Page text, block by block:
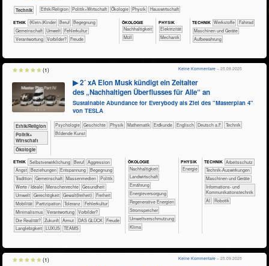
​Technik ​​​​​​​​​​Ethik/​Religion ​​​​​​​​​Politik+​Wirtschaft ​​​​​​​​Ökologie ​​​​​​​Physik ​Haus­wirtschaft
ETHIK (Klein-)Kinder ​​​​​​​​​​​​​​​Beruf
​​​​​​​​​​​​Begegnung
​​​​​​​​​​Gemeinschaft
​​​​​Umwelt
​​Fehlerkultur
​​Verantwortung
​​Vorbilder? Freude
ÖKO​LOGIE
​​​​​​​​​​​​​​​Nachhaltigkeit
​Müll
PHY​SIK
​​​Elektrizität
​​​Mechanik
TECH​NIK ​​​​​​​​​Werkstoffe
​​​​​​​Fahrrad
​​​​Maschinen und Geräte
Aufbewahrung
▶ 2´ xA Elon Musk kündigt ein Zeitalter
des „Nachhaltigen Überflusses für Alle“ an
Sustainable Abundance for Everybody als Ziel des "Masterplan 4"
von TESLA
​​​​​​​​​​Ethik/​Religion
​​​​​​​​​Politik+​
Wirtschaft
​​​​​​​Ökologie
​​​​​​​​​​Psychologie ​​​​​​​​Geschichte ​​​​​​​Physik ​​​​​​Mathematik ​​​​​Erdkunde ​​​​Englisch ​​​Deutsch a.F.
​Technik
Bildende Kunst
ETHIK ​​​​​​​​​​​​​​​​​​​​​​​​​​​​​​​​​​​​​​​​Selbst­verwirklichung ​​​​​​​​​​​​​​​Beruf
​​​​​​​​​​​​​Aggression
​​​​​​​​​​​​​Angst
​​​​​​​​​​​​​Beziehungen ​​​​​​​​​​​​​Entspannung
​​​​​​​​​​​​Begegnung
​​​​​​​​​​​Tradition
​​​​​​​​​​Gemeinschaft ​​​​​​​​​Massenmedien
​​​​​​​​​Politik
​​​​​​​​Werte / Ideale
​​​​​​​Menschenrechte
​​​​​​Gesundheit
​​​​​Umwelt
​​​​Gerechtigkeit ​​​​Gewalt(freiheit)
​​​Freiheit
​​​Mobilität
​​​Partizipation ​​​Toleranz
​​Fehlerkultur
​​Minimalismus
​​Verantwortung
​​Vorbilder?
​Die Realität?
​Zukunft Armut DAS GLÜCK
Freude
Langlebigkeit
LUXUS TEAMS
ÖKO​LOGIE
​​​​​​​​​​​​​​​Nachhaltigkeit
​​​​​Landwirtschaft
​​​​Ernährung
​​​Energieversorgung
​​​Regenerative Energien
​​​Stromspeicher
​​Umweltverschmutzung
Klima
PHY​SIK
​​Energie
TECH​NIK ​​​​​​Arbeitsschutz
​​​​​​Technik-Auswirkungen
​​​​Maschinen und Geräte
​​​Informations- und
Kommunikationstechnik
​​AI
Robotik
Keine Kommentare – 25.09.2025
(1)
Keine Kommentare – 25.09.2025
(1)